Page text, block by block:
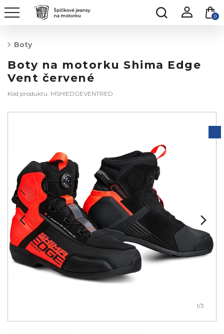
0
Boty
Boty na motorku Shima Edge
Vent červené
Kód produktu: MSHIEDGEVENTRED
1/3